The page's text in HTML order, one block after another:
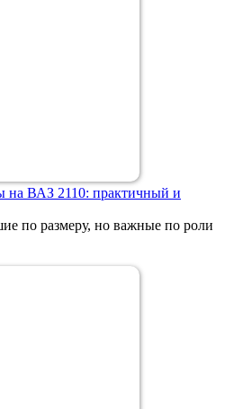
на ВАЗ 2110: практичный и
по размеру, но важные по роли